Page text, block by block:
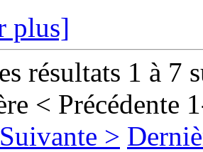
plus]
résultats 1 à 7
< Précédente
Suivante >